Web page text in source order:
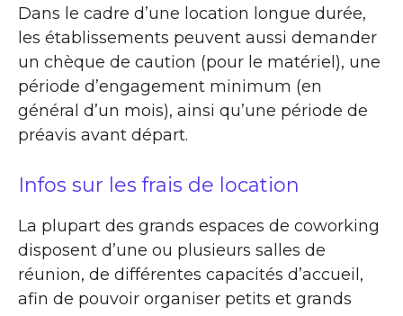
Dans le cadre d’une location longue durée,
les établissements peuvent aussi demander
un chèque de caution (pour le matériel), une
période d’engagement minimum (en
général d’un mois), ainsi qu’une période de
préavis avant départ.
Infos sur les frais de location
La plupart des grands espaces de coworking
disposent d’une ou plusieurs salles de
réunion, de différentes capacités d’accueil,
afin de pouvoir organiser petits et grands